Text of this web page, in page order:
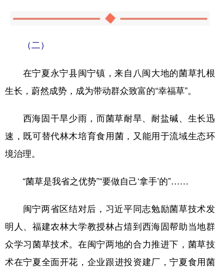
（二）
在宁夏永宁县闽宁镇，来自八闽大地的菌草扎根
生长，蔚然成势，成为带动群众致富的“幸福草”。
西海固干旱少雨，而菌草耐旱、耐盐碱、生长迅
速，既可替代林木培育食用菌，又能用于流域生态环
境治理。
“菌草是我省之优势”“要做自己‘拿手’的”……
闽宁两省区结对后，习近平同志勉励菌草技术发
明人、福建农林大学教授林占熺到西海固帮助当地群
众学习菌草技术。在闽宁两地的合力推进下，菌草技
术在宁夏全面开花，企业跟进投资建厂，宁夏食用菌